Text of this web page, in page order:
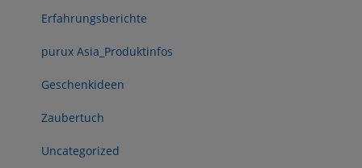
Erfahrungsberichte
purux Asia_Produktinfos
Geschenkideen
Zaubertuch
Uncategorized